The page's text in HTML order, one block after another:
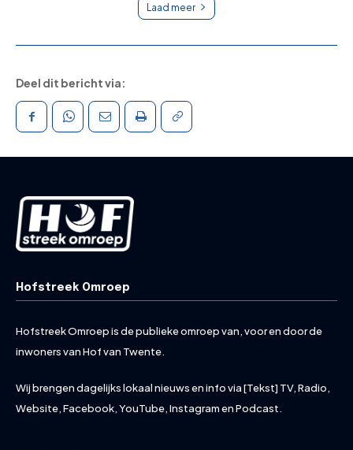
Laad meer
Deel dit bericht via:
Hofstreek Omroep
Hofstreek Omroep is de publieke omroep van, voor en door de
inwoners van Hof van Twente.
Wij brengen dagelijks lokaal nieuws en info via [Tekst] TV, Radio,
Website, Facebook, YouTube, Instagram en Podcast.